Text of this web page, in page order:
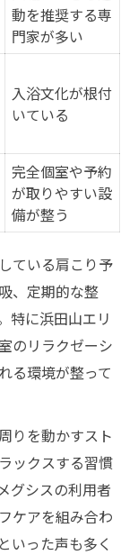
動を推奨する専
門家が多い
入浴文化が根付
いている
完全個室や予約
が取りやすい設
備が整う
ている肩こり予
、定期的な整
特に浜田山エリ
のリラクゼーシ
る環境が整って
りを動かすスト
ックスする習慣
グシスの利用者
ケアを組み合わ
いった声も多く